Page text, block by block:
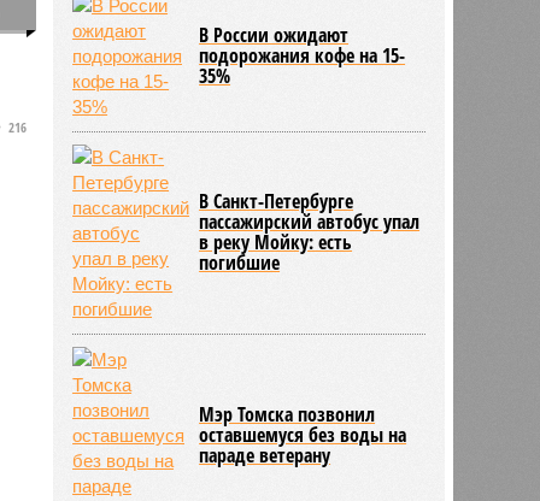
216
В России ожидают
подорожания кофе на 15-
35%
В Санкт-Петербурге
пассажирский автобус упал
в реку Мойку: есть
погибшие
Мэр Томска позвонил
оставшемуся без воды на
параде ветерану